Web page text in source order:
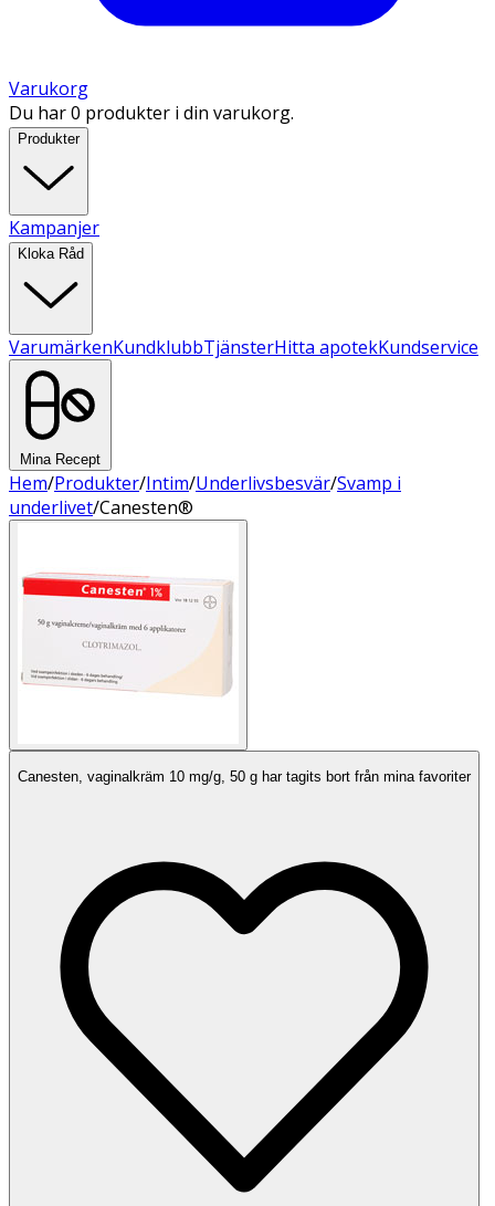
Varukorg
Du har 0 produkter i din varukorg.
Produkter
Kampanjer
Kloka Råd
VarumärkenKundklubbTjänsterHitta apotekKundservice
Mina Recept
Hem/Produkter/Intim/Underlivsbesvär/Svamp i
underlivet/Canesten®
Canesten, vaginalkräm 10 mg/g, 50 g har tagits bort från mina favoriter